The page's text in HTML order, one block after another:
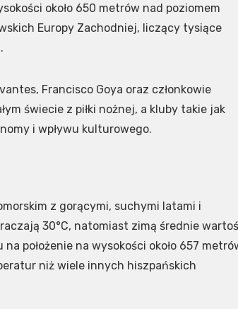
około 650 metrów nad poziomem
Europy Zachodniej, liczący tysiące
Francisco Goya oraz członkowie
świecie z piłki nożnej, a kluby takie jak
i wpływu kulturowego.
z gorącymi, suchymi latami i
30°C, natomiast zimą średnie
położenie na wysokości około 657
niż wiele innych hiszpańskich